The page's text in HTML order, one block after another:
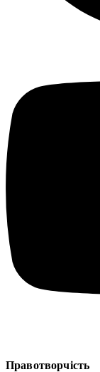
Правотворчість